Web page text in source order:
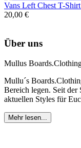
Vans Left Chest T-
20,00 €
Über uns
Mullus
Mullu´s
Bereich legen. Seit
aktuellen Styles für
Mehr lesen...